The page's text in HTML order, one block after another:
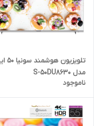
مدل S-50DU8630
ناموجود